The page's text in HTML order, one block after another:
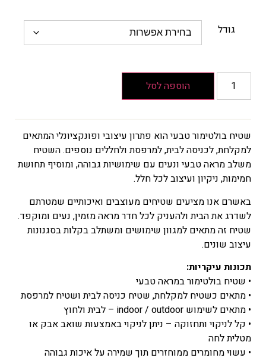
₪175
טווח
מחירים:
המחיר
הנוכחי
הוא
₪92
–
₪140
טווח
עד
גודל
הוספה לסל
שטיח בולטימור טבעי הוא פתרון עיצובי ופונקציונלי המתאים
למקלחת, לכניסה לבית, למרפסת ולחללים נוספים. השטיח
משלב מראה טבעי ונעים עם שימושיות גבוהה, ומוסיף תחושת
חמימות, ניקיון ועיצוב לכל חלל.
באשרם אנו מציעים שטיחים מעוצבים ואיכותיים שמטרתם
לשדרג את הבית ולהעניק לכל חדר מראה מזמין, נעים ומוקפד.
שטיח זה מתאים למגוון שימושים ומשתלב בקלות בסגנונות
עיצוב שונים.
תכונות עיקריות:
• שטיח בולטימור במראה טבעי
• מתאים כשטיח למקלחת, שטיח כניסה לבית ושטיח למרפסת
• מתאים לשימוש indoor / outdoor – לבית ולחוץ
• קל לניקוי ותחזוקה – ניתן לניקוי באמצעות שואב אבק או
מטלית לחה
• עשוי מחומרים ממוחזרים תוך שמירה על איכות גבוהה